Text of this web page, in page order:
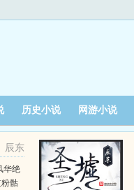
历史小说 网游小说
辰东
华绝
骷